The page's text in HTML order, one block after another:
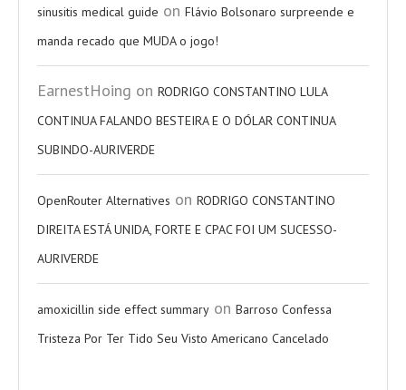
sinusitis medical guide on Flávio Bolsonaro surpreende e
manda recado que MUDA o jogo!
EarnestHoing on RODRIGO CONSTANTINO LULA
CONTINUA FALANDO BESTEIRA E O DÓLAR CONTINUA
SUBINDO-AURIVERDE
OpenRouter Alternatives on RODRIGO CONSTANTINO
DIREITA ESTÁ UNIDA, FORTE E CPAC FOI UM SUCESSO-
AURIVERDE
amoxicillin side effect summary on Barroso Confessa
Tristeza Por Ter Tido Seu Visto Americano Cancelado